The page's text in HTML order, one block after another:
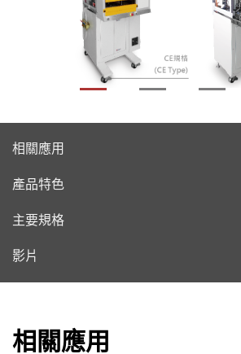
相關應用
產品特色
主要規格
影片
相關應用